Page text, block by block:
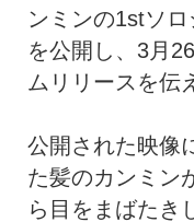
ンミンの1stソ
を公開し、3月
ムリリースを伝
公開された映像
た髪のカンミン
ら目をまばたき